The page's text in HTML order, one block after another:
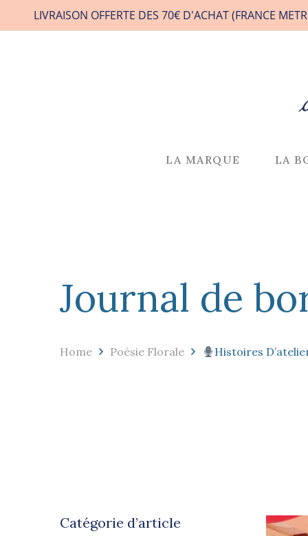
LIVRAISON OFFERTE DES 70€ D'ACHAT (FRANCE
LA MARQUE LA
Journal de
Home Poésie Florale Histoires
Catégorie d’article